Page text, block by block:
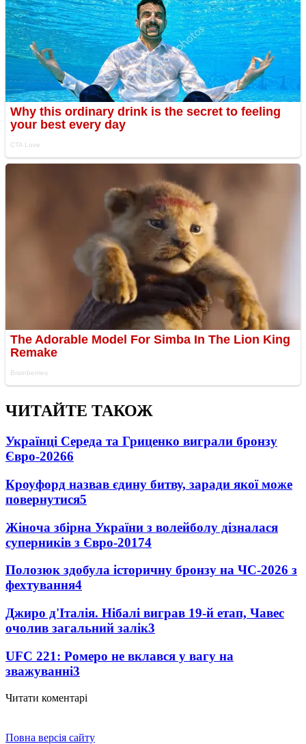
ЧИТАЙТЕ ТАКОЖ
Українці Середа та Гриценко виграли бронзу
Євро-20266
Кроуфорд назвав єдину битву, заради якої може
повернутися5
Жіноча збірна України з волейболу дізналася
суперників з Євро-20174
Полозюк здобула історичну бронзу на ЧС-2026 з
фехтування4
Джиро д'Італія. Нібалі виграв 19-й етап, Чавес
очолив загальний залік3
UFC 221: Ромеро не вклався у вагу на
зважуванні3
Читати коментарі
Повна версія сайту